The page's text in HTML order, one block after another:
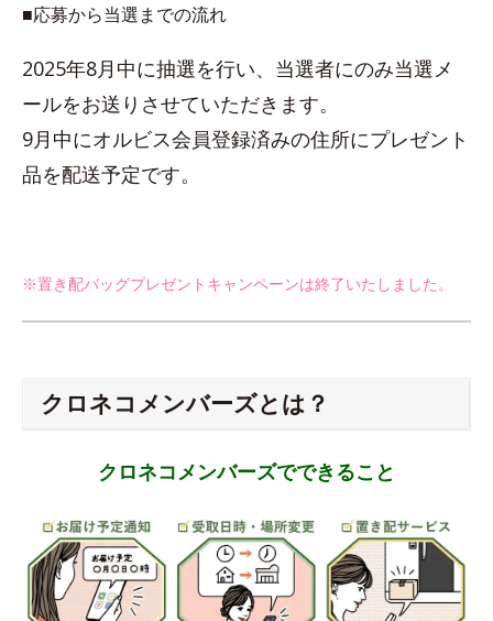
■応募から当選までの流れ
2025年8月中に抽選を行い、当選者にのみ当選メ
ールをお送りさせていただきます。
9月中にオルビス会員登録済みの住所にプレゼント
品を配送予定です。
※置き配バッグプレゼントキャンペーンは終了いたしました。
クロネコメンバーズとは？
クロネコメンバーズでできること